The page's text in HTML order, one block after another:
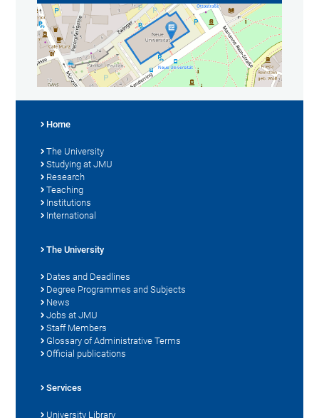
Home
The University
Studying at JMU
Research
Teaching
Institutions
International
The University
Dates and Deadlines
Degree Programmes and Subjects
News
Jobs at JMU
Staff Members
Glossary of Administrative Terms
Official publications
Services
University Library